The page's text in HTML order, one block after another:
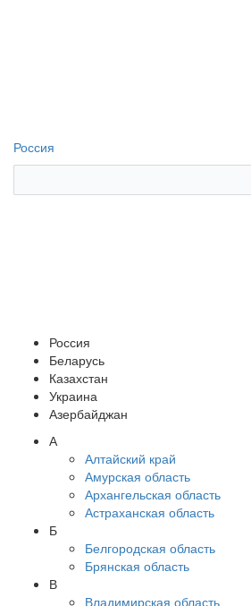
Россия
Россия
Беларусь
Казахстан
Украина
Азербайджан
А
Алтайский край
Амурская область
Архангельская область
Астраханская область
Б
Белгородская область
Брянская область
В
Владимирская область